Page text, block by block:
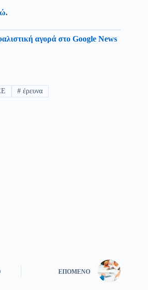
.
αγορά στο Google News
# έρευνα
ΕΠΌΜΕΝΟ